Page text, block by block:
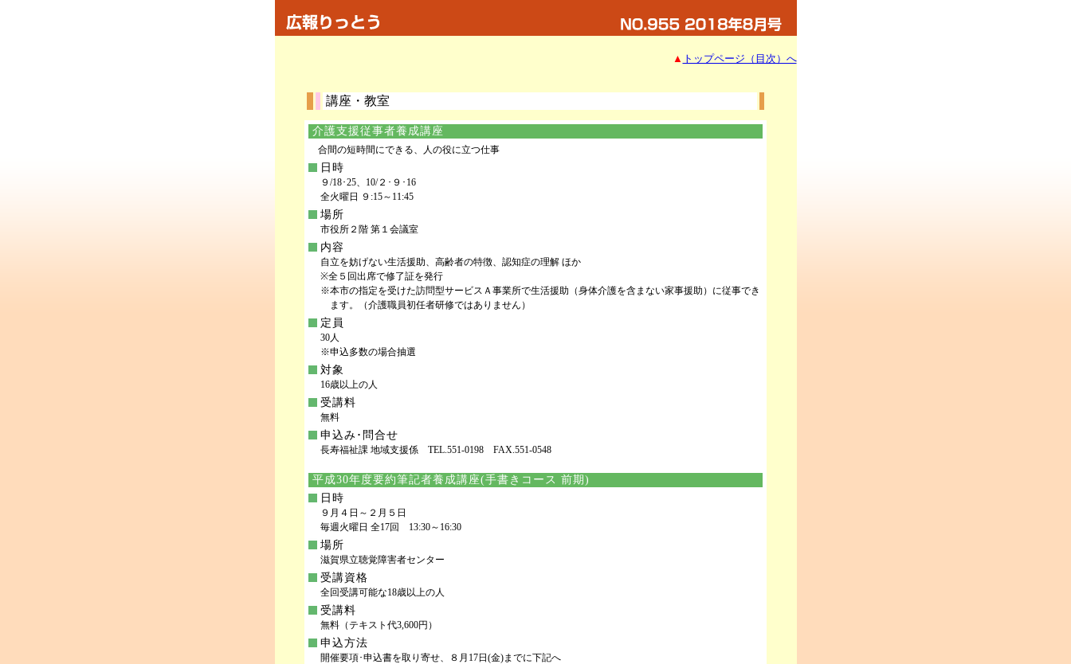
▲ トップページ（目次）へ
講座・教室
介護支援従事者養成講座
合間の短時間にできる、人の役に立つ仕事
日時
９/18･25、10/２･９･16
全火曜日 ９:15～11:45
場所
市役所２階 第１会議室
内容
自立を妨げない生活援助、高齢者の特徴、認知症の理解 ほか
※全５回出席で修了証を発行
※本市の指定を受けた訪問型サービスＡ事業所で生活援助（身体介護を含まない家事援助）に従事でき
ます。（介護職員初任者研修ではありません）
定員
30人
※申込多数の場合抽選
対象
16歳以上の人
受講料
無料
申込み･問合せ
長寿福祉課 地域支援係 TEL.551-0198 FAX.551-0548
平成30年度要約筆記者養成講座(手書きコース 前期)
日時
９月４日～２月５日
毎週火曜日 全17回 13:30～16:30
場所
滋賀県立聴覚障害者センター
受講資格
全回受講可能な18歳以上の人
受講料
無料（テキスト代3,600円）
申込方法
開催要項･申込書を取り寄せ、８月17日(金)までに下記へ